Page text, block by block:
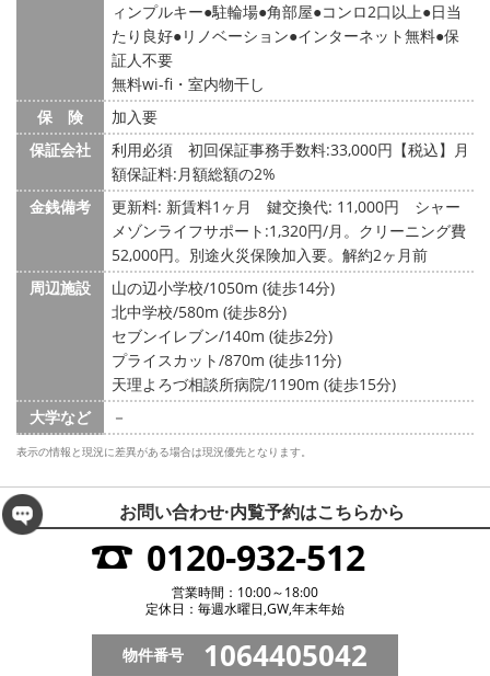
ィンプルキー 駐輪場 角部屋 コンロ2口以上 日当
たり良好 リノベーション インターネット無料 保
証人不要
無料wi-fi・室内物干し
保 険
加入要
保証会社
利用必須 初回保証事務手数料:33,000円【税込】月
額保証料:月額総額の2%
金銭備考
更新料: 新賃料1ヶ月 鍵交換代: 11,000円
シャー
メゾンライフサポート:1,320円/月。クリーニング費
52,000円。別途火災保険加入要。解約2ヶ月前
周辺施設
山の辺小学校/1050m (徒歩14分)
北中学校/580m (徒歩8分)
セブンイレブン/140m (徒歩2分)
プライスカット/870m (徒歩11分)
天理よろづ相談所病院/1190m (徒歩15分)
大学など
－
表示の情報と現況に差異がある場合は現況優先となります。
お問い合わせ·内覧予約はこちらから
0120-932-512
営業時間：10:00～18:00
定休日：毎週水曜日,GW,年末年始
物件番号 1064405042